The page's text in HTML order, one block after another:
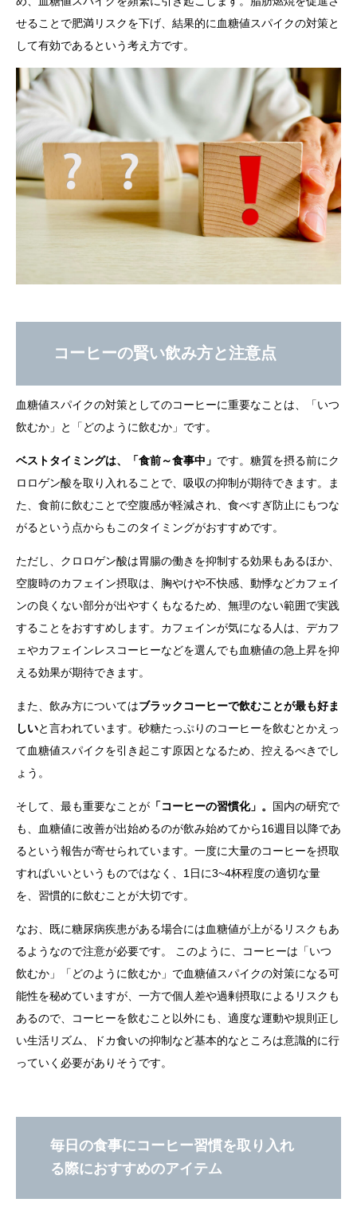
せることで肥満リスクを下げ、結果的に血糖値スパイクの対策と
して有効であるという考え方です。
コーヒーの賢い飲み方と注意点
血糖値スパイクの対策としてのコーヒーに重要なことは、「いつ
飲むか」と「どのように飲むか」です。
ベストタイミングは、「食前～食事中」 です。糖質を摂る前にク
ロロゲン酸を取り入れることで、吸収の抑制が期待できます。ま
た、食前に飲むことで空腹感が軽減され、食べすぎ防止にもつな
がるという点からもこのタイミングがおすすめです。
ただし、クロロゲン酸は胃腸の働きを抑制する効果もあるほか、
空腹時のカフェイン摂取は、胸やけや不快感、動悸などカフェイ
ンの良くない部分が出やすくもなるため、無理のない範囲で実践
することをおすすめします。カフェインが気になる人は、デカフ
ェやカフェインレスコーヒーなどを選んでも血糖値の急上昇を抑
える効果が期待できます。
また、飲み方についてはブラックコーヒーで飲むことが最も好ま
しいと言われています。砂糖たっぷりのコーヒーを飲むとかえっ
て血糖値スパイクを引き起こす原因となるため、控えるべきでし
ょう。
そして、最も重要なことが 「コーヒーの習慣化」。 国内の研究で
も、血糖値に改善が出始めるのが飲み始めてから16週目以降であ
るという報告が寄せられています。一度に大量のコーヒーを摂取
すればいいというものではなく、1日に3~4杯程度の適切な量
を、習慣的に飲むことが大切です。
なお、既に糖尿病疾患がある場合には血糖値が上がるリスクもあ
るようなので注意が必要です。 このように、コーヒーは「いつ
飲むか」「どのように飲むか」で血糖値スパイクの対策になる可
能性を秘めていますが、一方で個人差や過剰摂取によるリスクも
あるので、コーヒーを飲むこと以外にも、適度な運動や規則正し
い生活リズム、ドカ食いの抑制など基本的なところは意識的に行
っていく必要がありそうです。
毎日の食事にコーヒー習慣を取り入れ
る際におすすめのアイテム